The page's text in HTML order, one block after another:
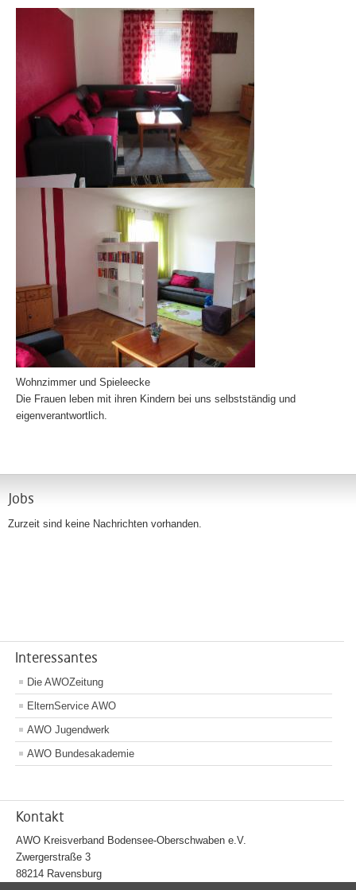
Wohnzimmer und Spieleecke
Die Frauen leben mit ihren Kindern bei uns selbstständig und
eigenverantwortlich.
Jobs
Zurzeit sind keine Nachrichten vorhanden.
Interessantes
Die AWOZeitung
ElternService AWO
AWO Jugendwerk
AWO Bundesakademie
Kontakt
AWO Kreisverband Bodensee-Oberschwaben e.V.
Zwergerstraße 3
88214 Ravensburg